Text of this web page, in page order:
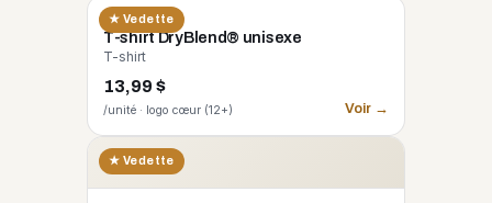
★ Vedette
GILDAN
T-shirt DryBlend® unisexe
T-shirt
13,99 $
/unité · logo cœur (12+) Voir →
★ Vedette